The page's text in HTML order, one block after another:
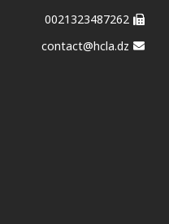
0021323487262
contact@hcla.dz